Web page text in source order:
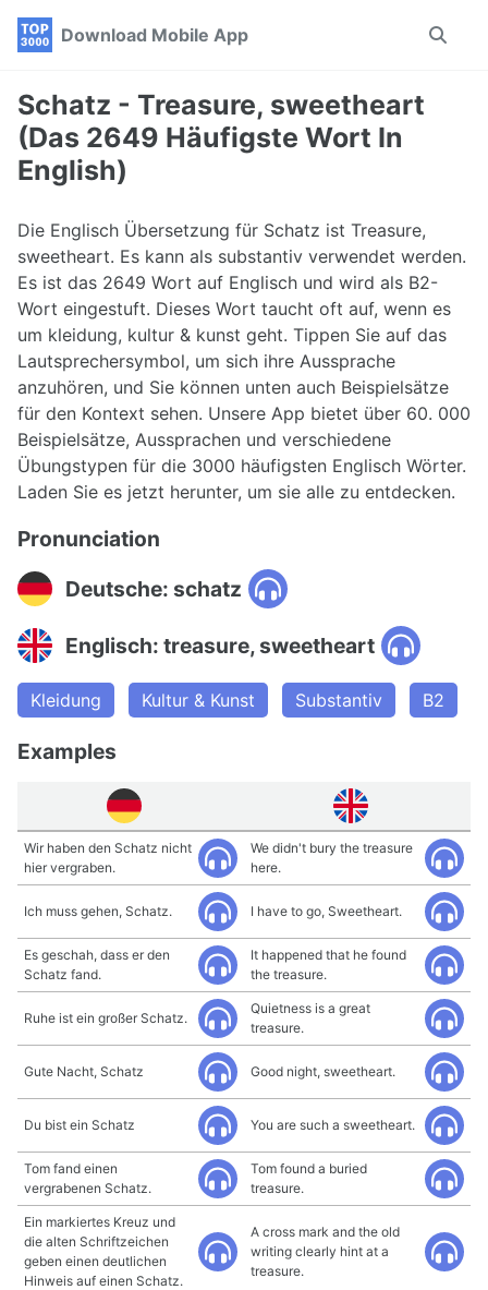
Skip
navigation
Skip
Skip
Download Mobile App
Toggle
Schatz - Treasure, sweetheart
(Das 2649 Häufigste Wort In
English)
Die Englisch Übersetzung für Schatz ist Treasure,
sweetheart. Es kann als substantiv verwendet werden.
Es ist das 2649 Wort auf Englisch und wird als B2-
Wort eingestuft. Dieses Wort taucht oft auf, wenn es
um kleidung, kultur & kunst geht. Tippen Sie auf das
Lautsprechersymbol, um sich ihre Aussprache
anzuhören, und Sie können unten auch Beispielsätze
für den Kontext sehen. Unsere App bietet über 60. 000
Beispielsätze, Aussprachen und verschiedene
Übungstypen für die 3000 häufigsten Englisch Wörter.
Laden Sie es jetzt herunter, um sie alle zu entdecken.
Pronunciation
Deutsche: schatz
Englisch: treasure, sweetheart
Kleidung Kultur & Kunst Substantiv B2
Examples
Wir haben den Schatz nicht
hier vergraben.
We didn't bury the treasure
here.
Ich muss gehen, Schatz. I have to go, Sweetheart.
Es geschah, dass er den
Schatz fand.
It happened that he found
the treasure.
Ruhe ist ein großer Schatz.
Quietness is a great
treasure.
Gute Nacht, Schatz Good night, sweetheart.
Du bist ein Schatz You are such a sweetheart.
Tom fand einen
vergrabenen Schatz.
Tom found a buried
treasure.
Ein markiertes Kreuz und
die alten Schriftzeichen
geben einen deutlichen
Hinweis auf einen Schatz.
A cross mark and the old
writing clearly hint at a
treasure.